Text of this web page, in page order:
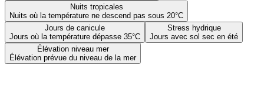
Nuits tropicales
Nuits où la température ne descend pas sous 20°C
Jours de canicule
Jours où la température dépasse 35°C
Stress hydrique
Jours avec sol sec en été
Élévation niveau mer
Élévation prévue du niveau de la mer